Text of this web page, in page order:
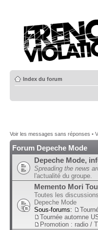
Index du forum
Voir les messages sans réponses •
Forum Depeche Mode
Depeche Mode,
Spreading the news
l'actualité du groupe.
Memento Mori
Toutes les
Depeche Mode
Sous-forums:
Tournée automne
Promotion : radio /